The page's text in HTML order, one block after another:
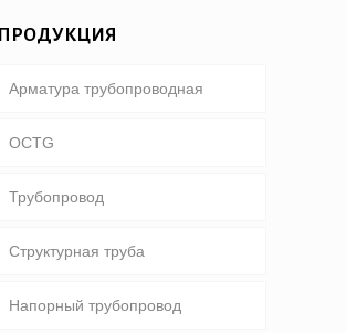
ПРОДУКЦИЯ
Арматура трубопроводная
OCTG
Трубки & корпус
Бурильная труба
Тяжелый вес бурильной трубы
Трубопровод
Общий трубопровод
Специальное обслуживание и
Структурная труба
Круглая, площадь &
Напорный трубопровод